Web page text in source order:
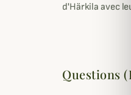
d'Härkila avec
Questions